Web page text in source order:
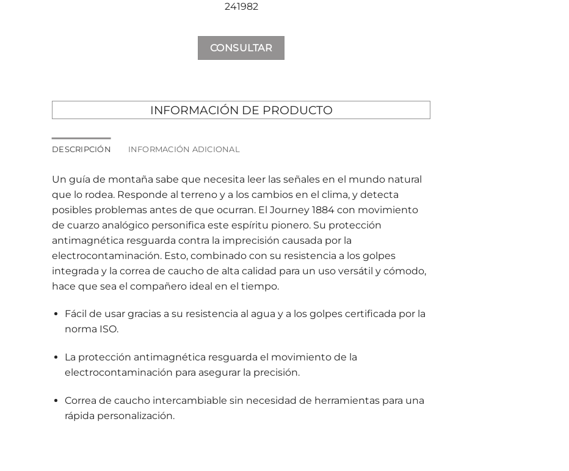
241982
CONSULTAR
INFORMACIÓN DE PRODUCTO
DESCRIPCIÓN INFORMACIÓN ADICIONAL
Un guía de montaña sabe que necesita leer las señales en el mundo natural
que lo rodea. Responde al terreno y a los cambios en el clima, y detecta
posibles problemas antes de que ocurran. El Journey 1884 con movimiento
de cuarzo analógico personifica este espíritu pionero. Su protección
antimagnética resguarda contra la imprecisión causada por la
electrocontaminación. Esto, combinado con su resistencia a los golpes
integrada y la correa de caucho de alta calidad para un uso versátil y cómodo,
hace que sea el compañero ideal en el tiempo.
Fácil de usar gracias a su resistencia al agua y a los golpes certificada por la
norma ISO.
La protección antimagnética resguarda el movimiento de la
electrocontaminación para asegurar la precisión.
Correa de caucho intercambiable sin necesidad de herramientas para una
rápida personalización.